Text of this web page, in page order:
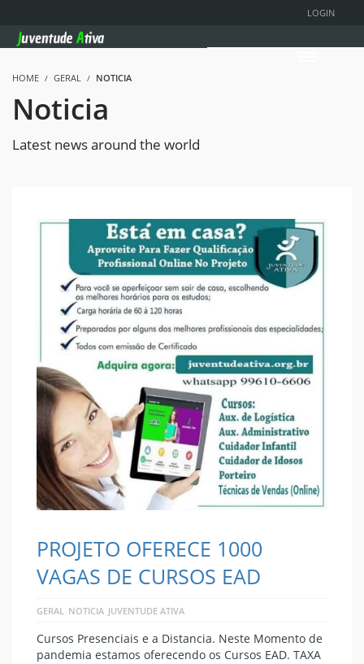
LOGIN
HOME GERAL NOTICIA
Noticia
Latest news around the world
PROJETO OFERECE 1000
VAGAS DE CURSOS EAD
GERAL NOTICIA JUVENTUDE ATIVA
Cursos Presenciais e a Distancia. Neste Momento de
pandemia estamos oferecendo os Cursos EAD. TAXA